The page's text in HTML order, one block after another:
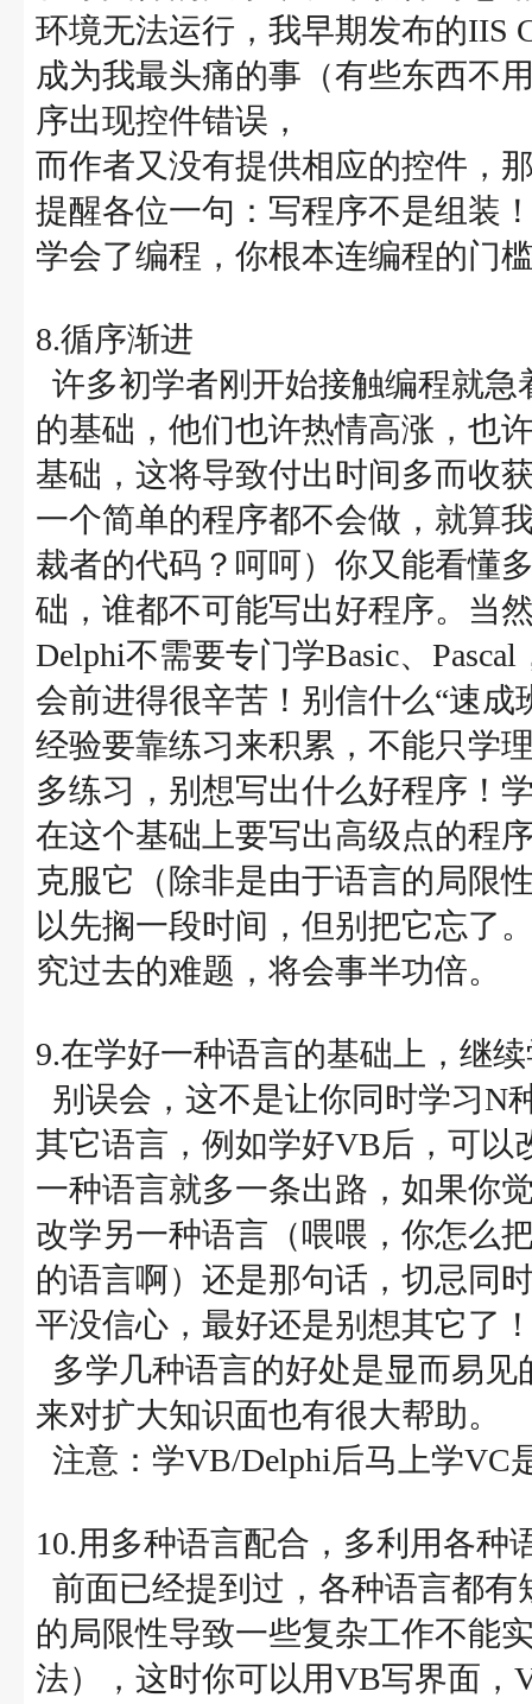
环境无法运行，我早期发布的IIS
成为我最头痛的事（有些东西不
序出现控件错误，
而作者又没有提供相应的控件，
提醒各位一句：写程序不是组装
学会了编程，你根本连编程的门
8.循序渐进
许多初学者刚开始接触编程就
的基础，他们也许热情高涨，也
基础，这将导致付出时间多而收
一个简单的程序都不会做，就算
裁者的代码？呵呵）你又能看懂
础，谁都不可能写出好程序。当
Delphi不需要专门学Basic、
会前进得很辛苦！别信什么“速成
经验要靠练习来积累，不能只学
多练习，别想写出什么好程序！
在这个基础上要写出高级点的程
克服它（除非是由于语言的局限
以先搁一段时间，但别把它忘了
究过去的难题，将会事半功倍。
9.在学好一种语言的基础上，继
别误会，这不是让你同时学习N
其它语言，例如学好VB后，可以
一种语言就多一条出路，如果你
改学另一种语言（喂喂，你怎么
的语言啊）还是那句话，切忌同
平没信心，最好还是别想其它了
多学几种语言的好处是显而易
来对扩大知识面也有很大帮助。
注意：学VB/Delphi后马上学VC
10.用多种语言配合，多利用各种
前面已经提到过，各种语言都
的局限性导致一些复杂工作不能
法），这时你可以用VB写界面